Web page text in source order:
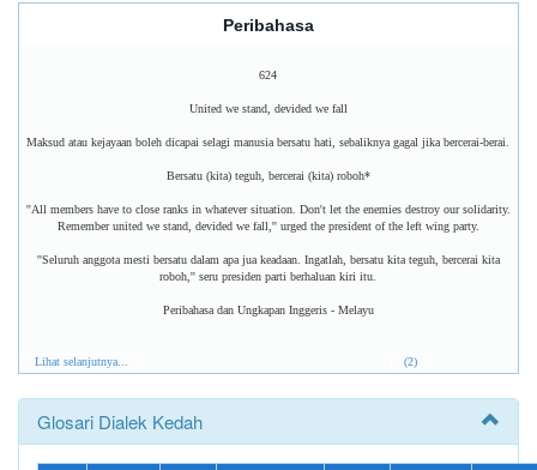
Peribahasa
624
United we stand, devided we fall
Maksud atau kejayaan boleh dicapai selagi manusia bersatu hati, sebaliknya gagal jika bercerai-berai.
Bersatu (kita) teguh, bercerai (kita) roboh*
''All members have to close ranks in whatever situation. Don't let the enemies destroy our solidarity.
Remember united we stand, devided we fall,'' urged the president of the left wing party.
''Seluruh anggota mesti bersatu dalam apa jua keadaan. Ingatlah, bersatu kita teguh, bercerai kita
roboh,'' seru presiden parti berhaluan kiri itu.
Peribahasa dan Ungkapan Inggeris - Melayu
Lihat selanjutnya... (2)
Glosari Dialek Kedah